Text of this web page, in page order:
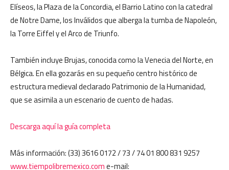
Elíseos, la Plaza de la Concordia, el Barrio Latino con la catedral
de Notre Dame, los Inválidos que alberga la tumba de Napoleón,
la Torre Eiffel y el Arco de Triunfo.
También incluye Brujas, conocida como la Venecia del Norte, en
Bélgica. En ella gozarás en su pequeño centro histórico de
estructura medieval declarado Patrimonio de la Humanidad,
que se asimila a un escenario de cuento de hadas.
Descarga aquí la guía completa
Más información: (33) 3616 0172 / 73 / 74 01 800 831 9257
www.tiempolibremexico.come-mail: